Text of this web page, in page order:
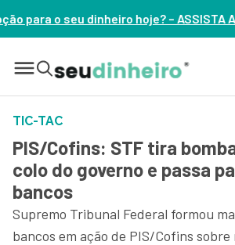
– ASSISTA AGORA
TIC-TAC
PIS/Cofins: STF tira
colo do governo e passa
bancos
Supremo Tribunal Federal formou
bancos em ação de PIS/Cofins